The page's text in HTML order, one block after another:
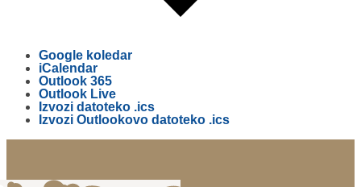
Google koledar
iCalendar
Outlook 365
Outlook Live
Izvozi datoteko .ics
Izvozi Outlookovo datoteko .ics